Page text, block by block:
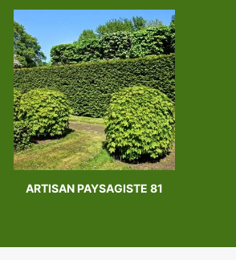
ARTISAN PAYSAGISTE 81